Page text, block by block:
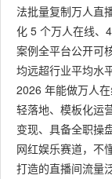
法批量复制万人直
化 5 个万人在线、
案例全平台公开可
均远超行业平均水平
2026 年能做万人
轻落地、模板化运
变现、具备全职操
网红娱乐赛道，不
打造的直播间流量